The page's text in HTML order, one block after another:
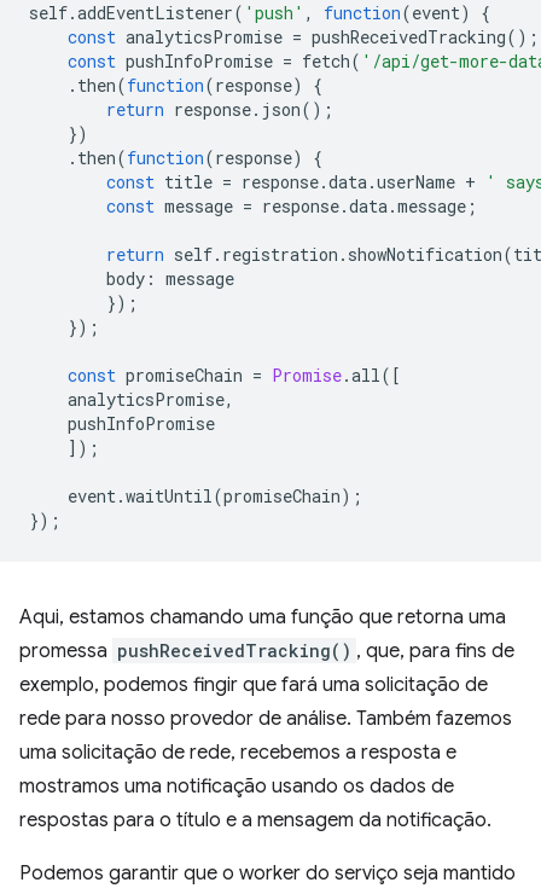
self.addEventListener( 'push' , function(event)
{
const analyticsPromise = pushReceivedTracking();
const pushInfoPromise = fetch( '/api/get-more-
. then(function(response)
{
return response. json();
})
. then(function(response)
{
const title = response.data.userName +
'
const message = response.data.message ;
return self. registration . showNotification(
body : message
});
});
const promiseChain = Promise.all([
analyticsPromise,
pushInfoPromise
]);
event.waitUntil(promiseChain);
});
Aqui, estamos chamando uma função que retorna uma
promessa pushReceivedTracking() , que, para fins de
exemplo, podemos fingir que fará uma solicitação de
rede para nosso provedor de análise. Também fazemos
uma solicitação de rede, recebemos a resposta e
mostramos uma notificação usando os dados de
respostas para o título e a mensagem da notificação.
Podemos garantir que o worker do serviço seja mantido